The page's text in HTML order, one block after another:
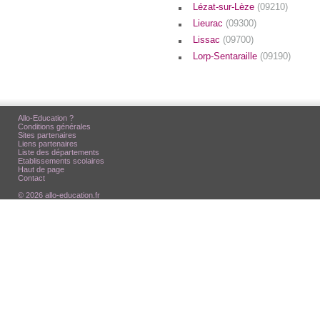
Lézat-sur-Lèze (09210)
Lieurac (09300)
Lissac (09700)
Lorp-Sentaraille (09190)
Allo-Education ?
Conditions générales
Sites partenaires
Liens partenaires
Liste des départements
Etablissements scolaires
Haut de page
Contact
© 2026 allo-education.fr